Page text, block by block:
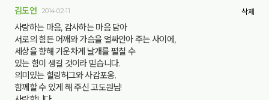
김도연 2014-02-11 삭제
사랑하는 마음, 감사하는 마음 담아
서로의 힘든 어깨와 가슴을 얼싸안아 주는 사이에,
세상을 향해 기운차게 날개를 펼칠 수
있는 힘이 생길 것이라 믿습니다.
의미있는 힐링허그와 사감포옹.
함께할 수 있게 해 주신 고도원님!